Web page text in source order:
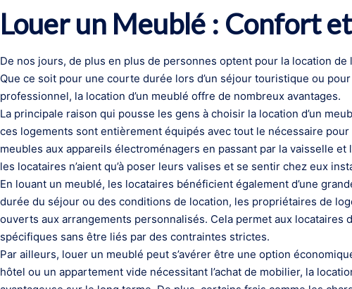
Louer un Meublé : Confort
De nos jours, de plus en plus de personnes optent pour la location
Que ce soit pour une courte durée lors d’un séjour touristique ou
professionnel, la location d’un meublé offre de nombreux avantages.
La principale raison qui pousse les gens à choisir la location d’un
ces logements sont entièrement équipés avec tout le nécessaire
meubles aux appareils électroménagers en passant par la vaisselle
les locataires n’aient qu’à poser leurs valises et se sentir chez eux
En louant un meublé, les locataires bénéficient également d’une
durée du séjour ou des conditions de location, les propriétaires de
ouverts aux arrangements personnalisés. Cela permet aux locataires
spécifiques sans être liés par des contraintes strictes.
Par ailleurs, louer un meublé peut s’avérer être une option
hôtel ou un appartement vide nécessitant l’achat de mobilier, la